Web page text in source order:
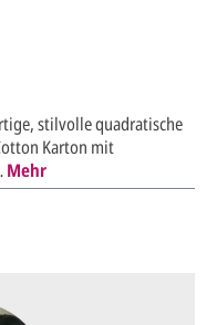
stilvolle quadratische
Karton mit
Mehr